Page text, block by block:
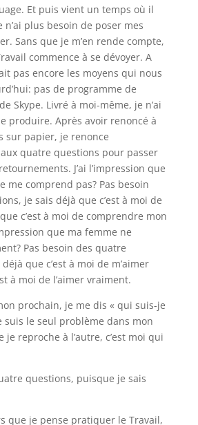
Et puis vient un temps où il
n’ai plus besoin de poser mes
Sans que je m’en rende compte,
commence à se dévoyer. A
pas encore les moyens qui nous
pas de programme de
Skype. Livré à moi-même, je n’ai
produire. Après avoir renoncé à
sur papier, je renonce
quatre questions pour passer
J’ai l’impression que
me comprend pas? Pas besoin
je sais déjà que c’est à moi de
c’est à moi de comprendre mon
que ma femme ne
Pas besoin des quatre
que c’est à moi de m’aimer
à moi de l’aimer vraiment.
prochain, je me dis « qui suis-je
suis le seul problème dans mon
je reproche à l’autre, c’est moi qui
questions, puisque je sais
que je pense pratiquer le Travail,